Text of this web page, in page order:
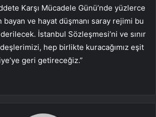
Karşı Mücadele Günü’nde yüzlerce
bayan ve hayat düşmanı saray rejimi bu
İstanbul Sözleşmesi’ni ve sınır
hep birlikte kuracağımız eşit
geri getireceğiz.”